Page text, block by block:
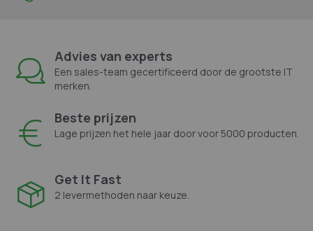
Advies van experts
Een sales-team gecertificeerd door de grootste IT
merken.
Beste prijzen
Lage prijzen het hele jaar door voor 5000 producten.
Get It Fast
2 levermethoden naar keuze.